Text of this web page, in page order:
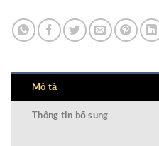
Mô tả
Thông tin bổ sung